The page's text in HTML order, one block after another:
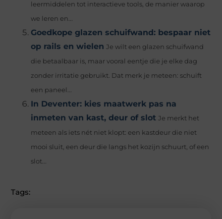
leermiddelen tot interactieve tools, de manier waarop
we leren en...
Goedkope glazen schuifwand: bespaar niet
op rails en wielen Je wilt een glazen schuifwand
die betaalbaar is, maar vooral eentje die je elke dag
zonder irritatie gebruikt. Dat merk je meteen: schuift
een paneel...
In Deventer: kies maatwerk pas na
inmeten van kast, deur of slot Je merkt het
meteen als iets nét niet klopt: een kastdeur die niet
mooi sluit, een deur die langs het kozijn schuurt, of een
slot...
Tags: